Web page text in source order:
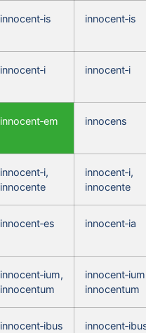
innocent‑is innocent‑is
innocent‑i innocent‑i
innocent‑em innocens
innocent‑i,
innocente
innocent‑i,
innocente
innocent‑es innocent‑ia
innocent‑ium,
innocentum
innocentum
innocent‑ibus